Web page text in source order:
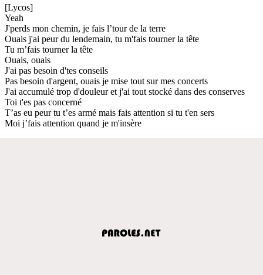
[Lycos]
Yeah
J'perds mon chemin, je fais l’tour de la terre
Ouais j'ai peur du lendemain, tu m'fais tourner la tête
Tu m’fais tourner la tête
Ouais, ouais
J'ai pas besoin d'tes conseils
Pas besoin d'argent, ouais je mise tout sur mes concerts
J'ai accumulé trop d'douleur et j'ai tout stocké dans des conserves
Toi t'es pas concerné
T’as eu peur tu t’es armé mais fais attention si tu t'en sers
Moi j’fais attention quand je m'insère